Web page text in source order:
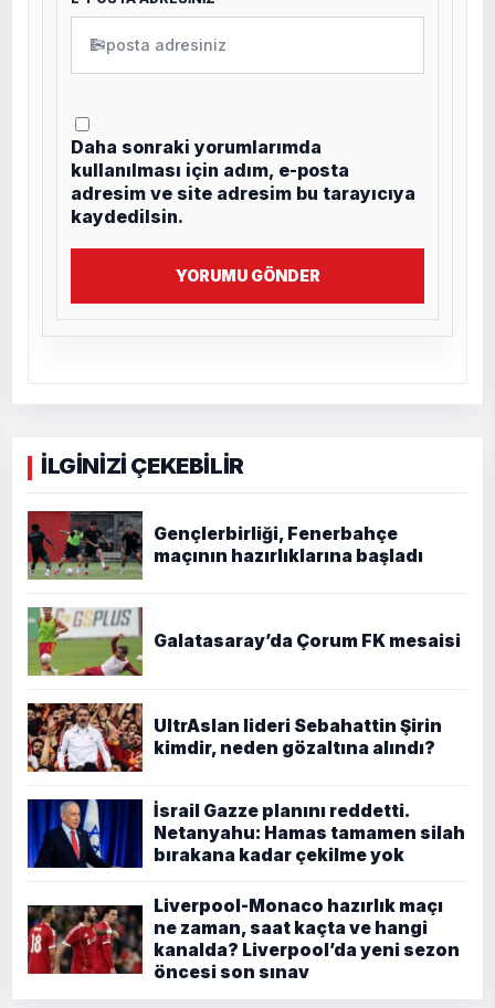
✉
Daha sonraki yorumlarımda
kullanılması için adım, e-posta
adresim ve site adresim bu tarayıcıya
kaydedilsin.
YORUMU GÖNDER
İLGİNİZİ ÇEKEBİLİR
Gençlerbirliği, Fenerbahçe
maçının hazırlıklarına başladı
Galatasaray’da Çorum FK mesaisi
UltrAslan lideri Sebahattin Şirin
kimdir, neden gözaltına alındı?
İsrail Gazze planını reddetti.
Netanyahu: Hamas tamamen silah
bırakana kadar çekilme yok
Liverpool-Monaco hazırlık maçı
ne zaman, saat kaçta ve hangi
kanalda? Liverpool’da yeni sezon
öncesi son sınav